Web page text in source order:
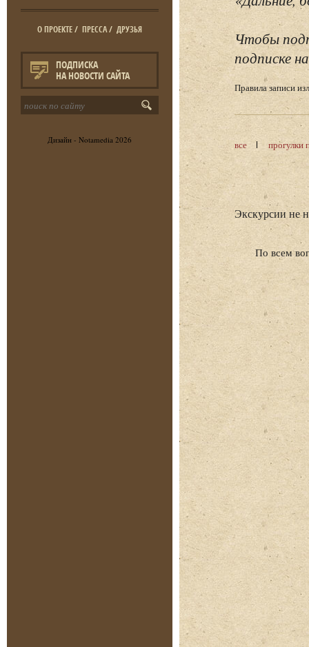
О ПРОЕКТЕ/ ПРЕССА/ ДРУЗЬЯ
ПОДПИСКА
НА НОВОСТИ САЙТА
Дизайн - Notamedia 2026
Чтобы
подписке
Правила записи
все прогулки
Экскурсии не
По всем